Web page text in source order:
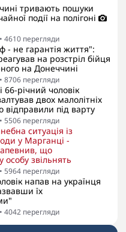
тривають пошуки
події на полігоні
• 4610 перегляди
- не гарантія життя":
на розстріл бійця
на Донеччині
• 8706 перегляди
66-річний чоловік
двох малолітніх
відправили під варту
• 5506 перегляди
ситуація із
у Марганці -
що
особу звільнять
• 5964 перегляди
напав на українця
їх
• 4042 перегляди